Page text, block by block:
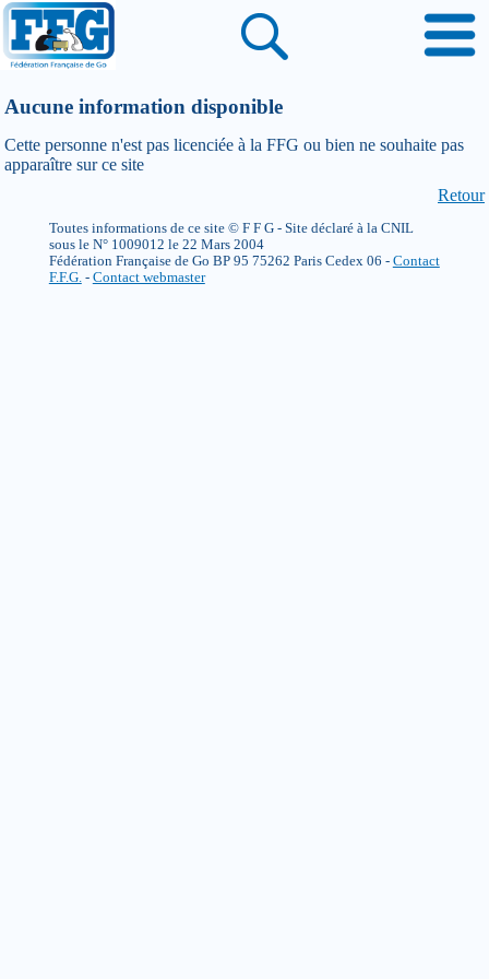
Aucune information disponible
Cette personne n'est pas licenciée à la FFG ou bien ne souhaite pas
apparaître sur ce site
Retour
Toutes informations de ce site © F F G - Site déclaré à la CNIL
sous le N° 1009012 le 22 Mars 2004
Fédération Française de Go BP 95 75262 Paris Cedex 06 - Contact
F.F.G.- Contact webmaster